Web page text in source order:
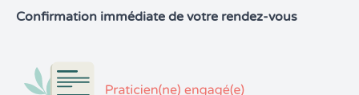
Confirmation immédiate de votre rendez-vous